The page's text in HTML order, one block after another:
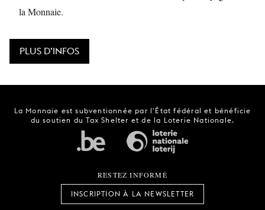
la Monnaie.
PLUS D’INFOS
La Monnaie est subventionnée par l'État fédéral et bénéficie
du soutien du Tax Shelter et de la Loterie Nationale.
RESTEZ INFORMÉ
INSCRIPTION À LA NEWSLETTER